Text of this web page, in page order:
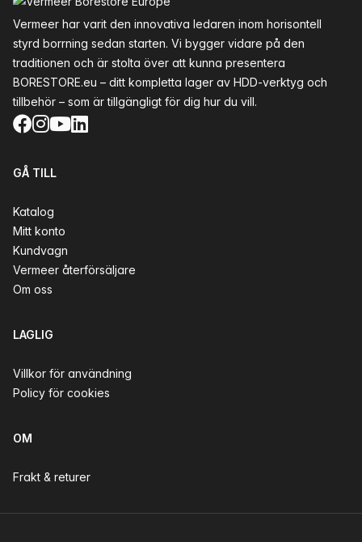
Vermeer har varit den innovativa ledaren inom horisontell
styrd borrning sedan starten. Vi bygger vidare på den
traditionen och är stolta över att kunna presentera
BORESTORE.eu – ditt kompletta lager av HDD-verktyg och
tillbehör – som är tillgängligt för dig hur du vill.
Facebook
Instagram
YouTube
LinkedIn
GÅ TILL
Katalog
Mitt konto
Kundvagn
Vermeer återförsäljare
Om oss
LAGLIG
Villkor för användning
Policy för cookies
OM
Frakt & returer